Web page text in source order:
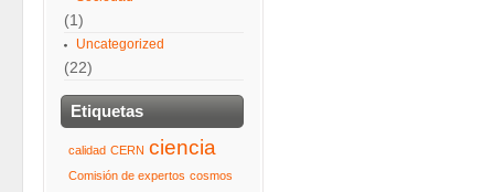
(1)
Uncategorized
(22)
Etiquetas
calidad CERN ciencia
Comisión de expertos cosmos